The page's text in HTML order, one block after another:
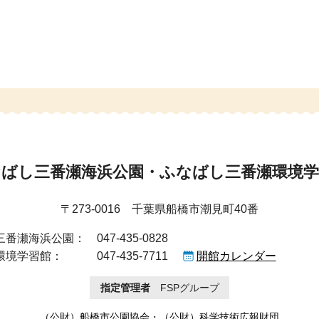
し三番瀬海浜公園・ふなばし三番瀬環境
〒273-0016 千葉県船橋市潮見町40番
番瀬海浜公園：
047-435-0828
境学習館：
047-435-7711 開館カレンダー
指定管理者FSPグループ